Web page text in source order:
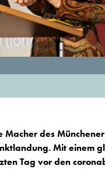
Macher des
Mit einem
Tag vor den